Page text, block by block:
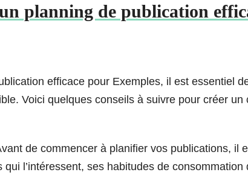
planning de publication
efficace pour Exemples, il est essentiel
Voici quelques conseils à suivre pour créer un
de commencer à planifier vos publications, il
l’intéressent, ses habitudes de consommation